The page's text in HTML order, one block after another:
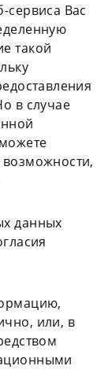
сервиса Вас
такой
в случае
данных
или, в